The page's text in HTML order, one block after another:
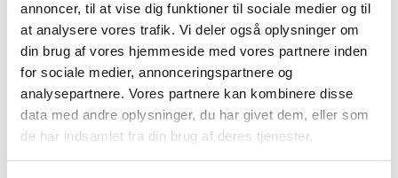
annoncer, til at vise dig funktioner til sociale medier og til
at analysere vores trafik. Vi deler også oplysninger om
din brug af vores hjemmeside med vores partnere inden
for sociale medier, annonceringspartnere og
analysepartnere. Vores partnere kan kombinere disse
data med andre oplysninger, du har givet dem, eller som
de har indsamlet fra din brug af deres tjenester.
Om os
Kontakt Arena Næstved
Nyheder og presse
Publikum og gæster i Arena Næstved
Job hos os
Tekniske specifikationer
Søg
efter: